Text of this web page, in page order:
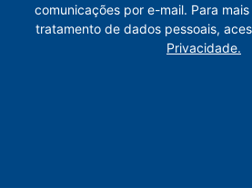
comunicações por e-mail. Para
tratamento de dados pessoais,
Privacidade.